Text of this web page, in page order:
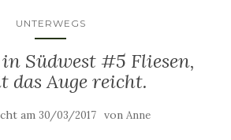
UNTERWEGS
Südwest #5 Fliesen,
das Auge reicht.
am 30/03/2017 von Anne